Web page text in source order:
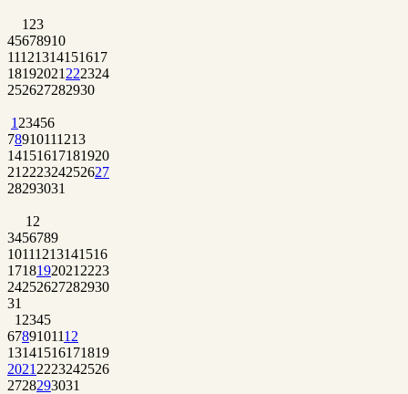
1 23
45678910
11121314151617
18192021 222324
252627282930
1 23456
78910111213
14151617181920
21 222324252627
28293031
1 2
3456789
10111213141516
1718192021 2223
24252627282930
31
1 2345
6789101112
13141516171819
2021 2223242526
2728293031